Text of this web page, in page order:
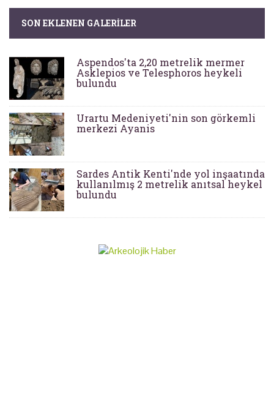
SON EKLENEN GALERILER
Aspendos'ta 2,20 metrelik mermer
Asklepios ve Telesphoros heykeli
bulundu
Urartu Medeniyeti'nin son görkemli
merkezi Ayanis
Sardes Antik Kenti'nde yol inşaatında
kullanılmış 2 metrelik anıtsal heykel
bulundu